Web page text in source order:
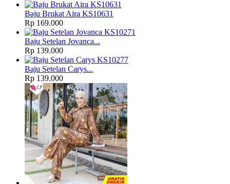
Baju Brukat Aira KS10631
Rp 169.000
Baju Setelan Jovanca...
Rp 139.000
Baju Setelan Carys...
Rp 139.000